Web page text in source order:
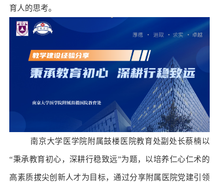
育人的思考。
南京大学医学院附属鼓楼医院教育处副处长蔡楠以
“秉承教育初心，深耕行稳致远”为题，以培养仁心仁术的
高素质拔尖创新人才为目标，通过分享附属医院党建引领